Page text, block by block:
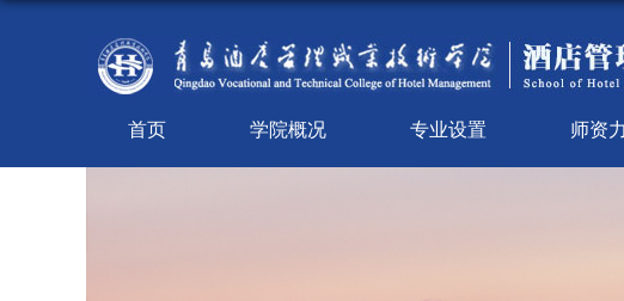
首页 学院概况 专业设置 师资